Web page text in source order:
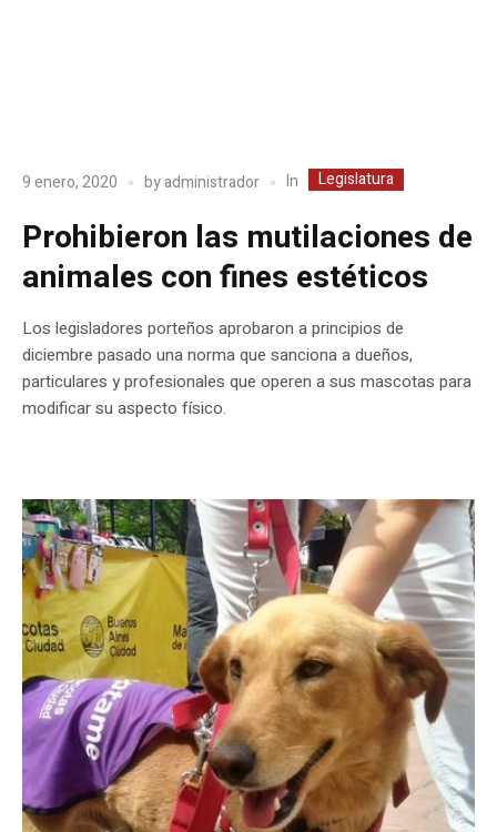
9 enero, 2020 byadministrador In Legislatura
Prohibieron las mutilaciones de
animales con fines estéticos
Los legisladores porteños aprobaron a principios de
diciembre pasado una norma que sanciona a dueños,
particulares y profesionales que operen a sus mascotas para
modificar su aspecto físico.